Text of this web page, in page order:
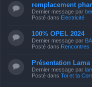
remplacement
Dernier message par
Posté dans Electricité
100% OPEL 2024
Dernier message par
Posté dans Rencontres
Présentation Lama
Dernier message par
Posté dans Toi et ta